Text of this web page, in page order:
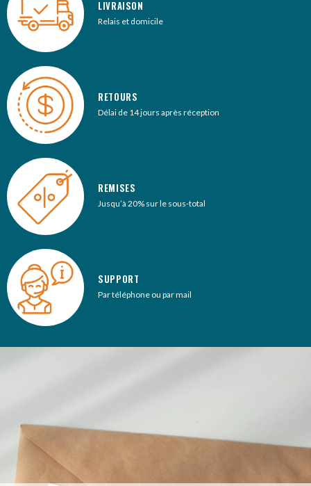
LIVRAISON
Relais et domicile
RETOURS
Délai de 14 jours après réception
REMISES
Jusqu’à 20% sur le sous-total
SUPPORT
Par téléphone ou par mail